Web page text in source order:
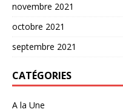
novembre 2021
octobre 2021
septembre 2021
CATÉGORIES
A la Une